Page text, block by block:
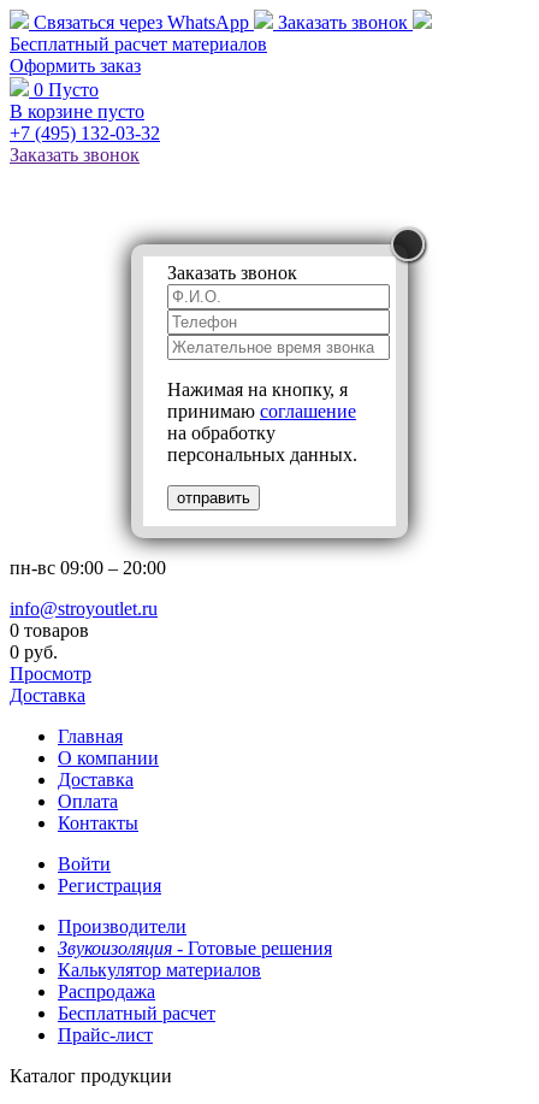
Связаться через WhatsApp
Заказать звонок
Бесплатный расчет материалов
Оформить заказ
0 Пусто
В корзине пусто
+7 (495) 132-03-32
Заказать звонок
Заказать звонок
Нажимая на кнопку, я
принимаю соглашение
на обработку
персональных данных.
отправить
пн-вс 09:00 – 20:00
info@stroyoutlet.ru
0 товаров
0 руб.
Просмотр
Доставка
Главная
О компании
Доставка
Оплата
Контакты
Войти
Регистрация
Производители
Звукоизоляция - Готовые решения
Калькулятор материалов
Распродажа
Бесплатный расчет
Прайс-лист
Каталог продукции